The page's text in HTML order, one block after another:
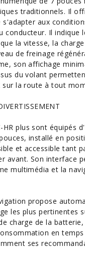
traditionnels. Il
aux
conducteur. Il indique
la vitesse, la
de freinage
son affichage
du volant
sur la route à tout
plus sont équipés
installé en
et accessible tant
avant. Son interface
multimédia et la
propose
les plus pertinentes
charge de la
en temps
ses